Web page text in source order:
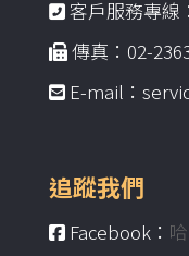
客戶服務專線
傳真：02-
E-mail：
追蹤我們
Facebook：